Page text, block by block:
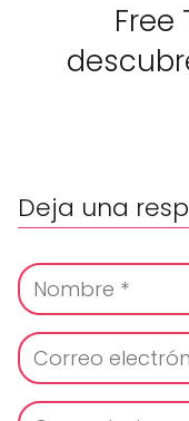
Free
Deja una